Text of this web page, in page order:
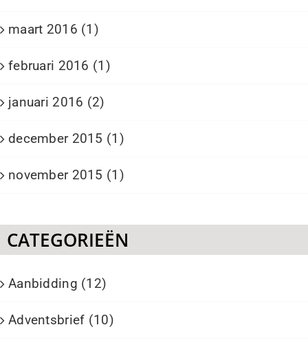
maart 2016 (1)
februari 2016 (1)
januari 2016 (2)
december 2015 (1)
november 2015 (1)
CATEGORIEËN
Aanbidding (12)
Adventsbrief (10)